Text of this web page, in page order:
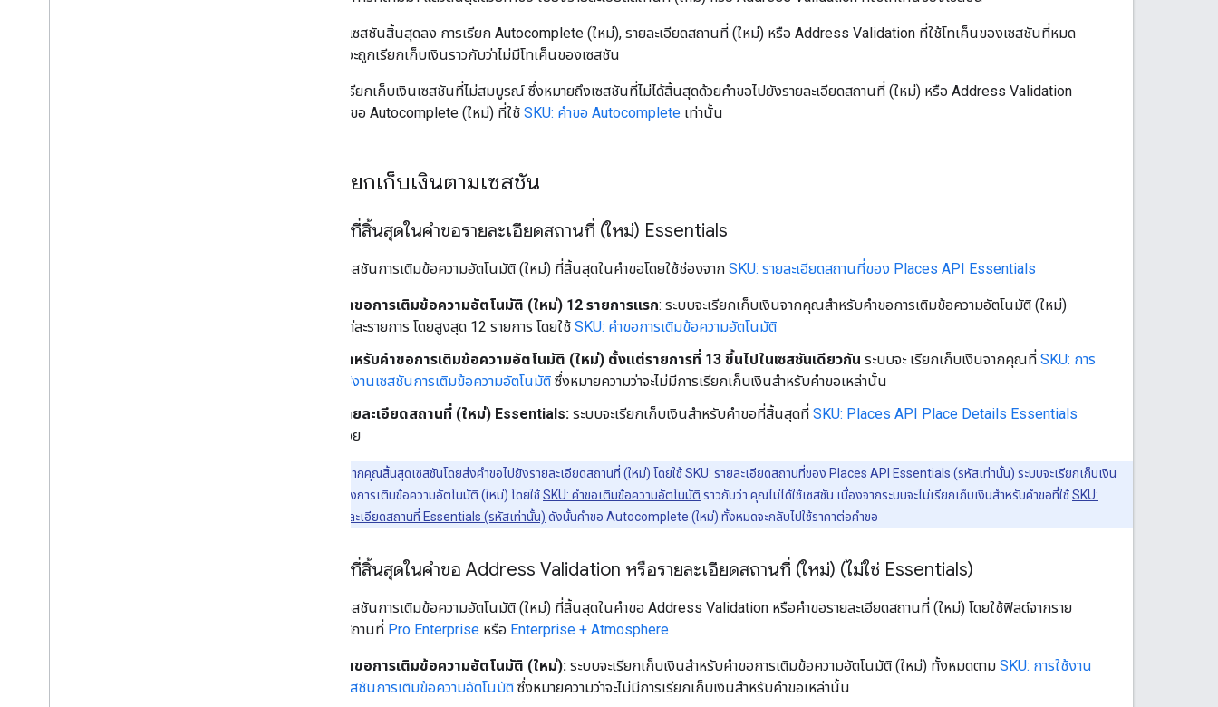
หลังจากเซสชันสิ้นสุดลง การเรียก Autocomplete (ใหม่), รายละเอียดสถานที่ (ใหม่) หรือ Address Validation ที่ใช้โทเค็นของเซสชันที่หมด
อายุแล้วจะถูกเรียกเก็บเงินราวกับว่าไม่มีโทเค็นของเซสชัน
ระบบจะเรียกเก็บเงินเซสชันที่ไม่สมบูรณ์ ซึ่งหมายถึงเซสชันที่ไม่ได้สิ้นสุดด้วยคำขอไปยังรายละเอียดสถานที่ (ใหม่) หรือ Address Validation
เฉพาะคำขอ Autocomplete (ใหม่) ที่ใช้ SKU: คำขอ Autocomplete เท่านั้น
การเรียกเก็บเงินตามเซสชัน
เซสชันที่สิ้นสุดในคำขอรายละเอียดสถานที่ (ใหม่) Essentials
สำหรับเซสชันการเติมข้อความอัตโนมัติ (ใหม่) ที่สิ้นสุดในคำขอโดยใช้ช่องจาก SKU: รายละเอียดสถานที่ของ Places API Essentials
คำขอการเติมข้อความอัตโนมัติ (ใหม่) 12 รายการแรก: ระบบจะเรียกเก็บเงินจากคุณสำหรับคำขอการเติมข้อความอัตโนมัติ (ใหม่)
แต่ละรายการ โดยสูงสุด 12 รายการ โดยใช้ SKU: คำขอการเติมข้อความอัตโนมัติ
สำหรับคำขอการเติมข้อความอัตโนมัติ (ใหม่) ตั้งแต่รายการที่ 13 ขึ้นไปในเซสชันเดียวกัน ระบบจะ เรียกเก็บเงินจากคุณที่ SKU: การ
ใช้งานเซสชันการเติมข้อความอัตโนมัติ ซึ่งหมายความว่าจะไม่มีการเรียกเก็บเงินสำหรับคำขอเหล่านั้น
รายละเอียดสถานที่ (ใหม่) Essentials: ระบบจะเรียกเก็บเงินสำหรับคำขอที่สิ้นสุดที่ SKU: Places API Place Details Essentials
ด้วย
หากคุณสิ้นสุดเซสชันโดยส่งคำขอไปยังรายละเอียดสถานที่ (ใหม่) โดยใช้SKU: รายละเอียดสถานที่ของ Places API Essentials (รหัสเท่านั้น) ระบบจะเรียกเก็บเงิน
คำขอทั้งหมด ไปยังการเติมข้อความอัตโนมัติ (ใหม่) โดยใช้SKU: คำขอเติมข้อความอัตโนมัติ ราวกับว่า คุณไม่ได้ใช้เซสชัน เนื่องจากระบบจะไม่เรียกเก็บเงินสำหรับคำขอที่ใช้SKU:
Places API รายละเอียดสถานที่ Essentials (รหัสเท่านั้น) ดังนั้นคำขอ Autocomplete (ใหม่) ทั้งหมดจะกลับไปใช้ราคาต่อคำขอ
เซสชันที่สิ้นสุดในคำขอ Address Validation หรือรายละเอียดสถานที่ (ใหม่) (ไม่ใช่ Essentials)
สำหรับเซสชันการเติมข้อความอัตโนมัติ (ใหม่) ที่สิ้นสุดในคำขอ Address Validation หรือคำขอรายละเอียดสถานที่ (ใหม่) โดยใช้ฟิลด์จากราย
ละเอียดสถานที่ Pro Enterprise หรือ Enterprise + Atmosphere
คำขอการเติมข้อความอัตโนมัติ (ใหม่): ระบบจะเรียกเก็บเงินสำหรับคำขอการเติมข้อความอัตโนมัติ (ใหม่) ทั้งหมดตาม SKU: การใช้งาน
เซสชันการเติมข้อความอัตโนมัติ ซึ่งหมายความว่าจะไม่มีการเรียกเก็บเงินสำหรับคำขอเหล่านั้น